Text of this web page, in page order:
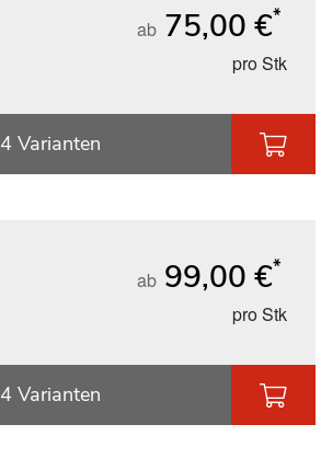
ab 75,00 €*
pro Stk
4 Varianten
ab 99,00 €*
pro Stk
4 Varianten